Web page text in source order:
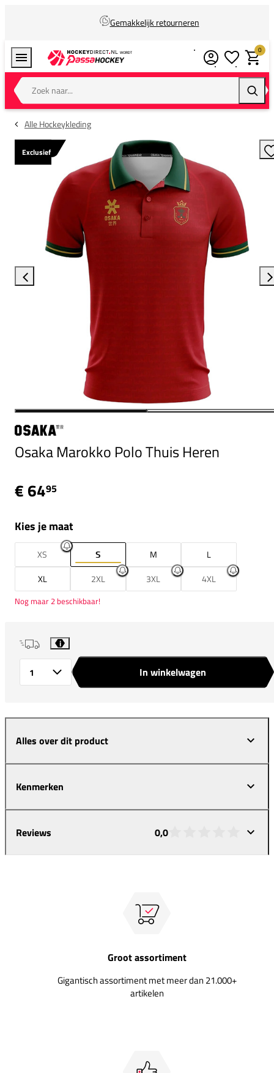
Gemakkelijk retourneren
Zoek naar...
0
Alle Hockeykleding
Exclusief
Osaka Marokko Polo Thuis Heren
€ 6495
Kies je maat
XS S M
L
XL
2XL 3XL 4XL
Nog maar 2 beschikbaar!
i
In winkelwagen
Alles over dit product
Kenmerken
Reviews 0,0
Groot assortiment
Gigantisch assortiment met meer dan 21.000+
artikelen